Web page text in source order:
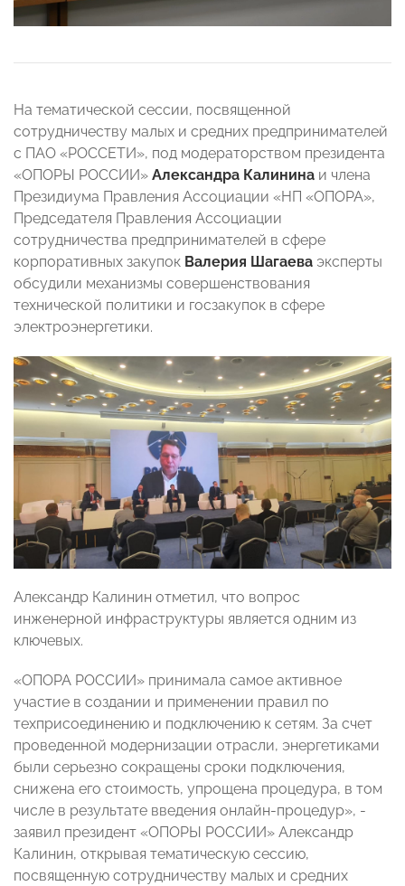
На тематической сессии, посвященной
сотрудничеству малых и средних предпринимателей
с ПАО «РОССЕТИ», под модераторством президента
«ОПОРЫ РОССИИ» Александра Калинина и члена
Президиума Правления Ассоциации «НП «ОПОРА»,
Председателя Правления Ассоциации
сотрудничества предпринимателей в сфере
корпоративных закупок Валерия Шагаева эксперты
обсудили механизмы совершенствования
технической политики и госзакупок в сфере
электроэнергетики.
Александр Калинин отметил, что вопрос
инженерной инфраструктуры является одним из
ключевых.
«ОПОРА РОССИИ» принимала самое активное
участие в создании и применении правил по
техприсоединению и подключению к сетям. За счет
проведенной модернизации отрасли, энергетиками
были серьезно сокращены сроки подключения,
снижена его стоимость, упрощена процедура, в том
числе в результате введения онлайн-процедур», -
заявил президент «ОПОРЫ РОССИИ» Александр
Калинин, открывая тематическую сессию,
посвященную сотрудничеству малых и средних